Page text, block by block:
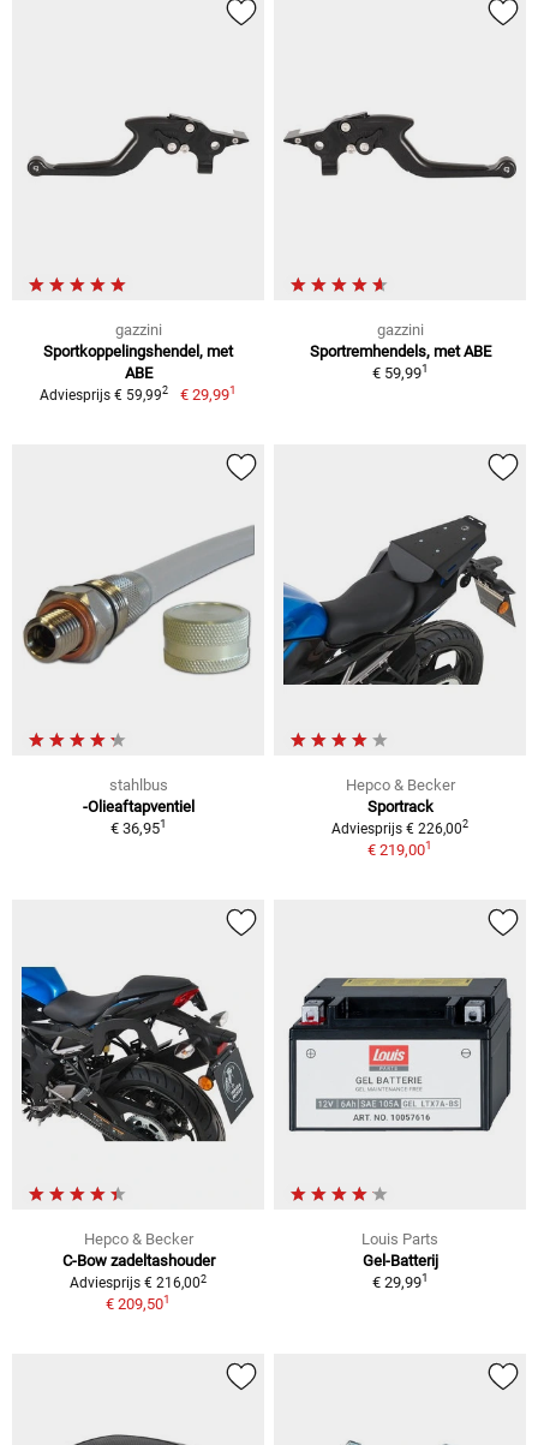
gazzini
Sportkoppelingshendel, met
ABE
Adviesprijs € 59,992 € 29,991
gazzini
Sportremhendels, met ABE
€ 59,991
stahlbus
-Olieaftapventiel
€ 36,951
Hepco & Becker
Sportrack
Adviesprijs € 226,002
€ 219,001
Hepco & Becker
C-Bow zadeltashouder
Adviesprijs € 216,002
€ 209,501
Louis Parts
Gel-Batterij
€ 29,991